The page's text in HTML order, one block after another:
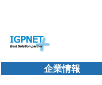
企業情報